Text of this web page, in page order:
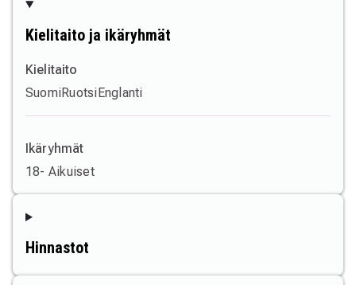
Kielitaito ja ikäryhmät
Kielitaito
SuomiRuotsiEnglanti
Ikäryhmät
18- Aikuiset
Hinnastot